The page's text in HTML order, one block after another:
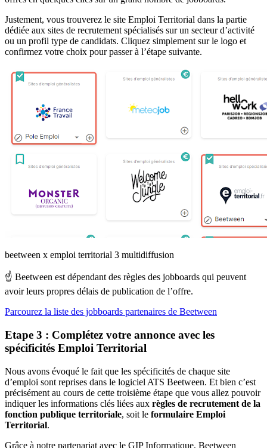
Justement, vous trouverez le site Emploi Territorial dans la partie
dédiée aux sites de recrutement spécialisés sur un secteur d’activité
ou un profil type de candidats. Cliquez simplement sur le logo et
confirmez votre choix pour passer à l’étape suivante.
beetween x emploi territorial 3 multidiffusion
☝️ Beetween est dépendant des règles des jobboards qui peuvent
avoir leurs propres délais de publication de l’offre.
Parcourez la liste des jobboards partenaires de Beetween
Etape 3 : Complétez votre annonce avec les
spécificités Emploi Territorial
Nous avons évoqué le fait que les spécificités de chaque site
d’emploi sont reprises dans le logiciel ATS Beetween. Et bien c’est
précisément au cours de cette troisième étape que vous allez pouvoir
indiquer les informations clés liées aux règles de recrutement de la
fonction publique territoriale, soit le formulaire Emploi
Territorial.
Grâce à notre partenariat avec le GIP Informatique, Beetween